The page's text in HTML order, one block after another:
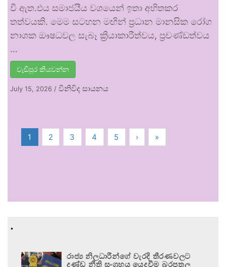
වී ඇත.එය සමාජයීය වශයෙන් ඉතා අහිතකර
තත්වයකි. මෙම සටහන මඟින් ප්‍රධාන මානසික රෝග
නාශක ඖෂධවල සැබෑ ක්‍රියාකාරීත්වය, ප්‍රචණ්ඩත්වය
…
වැඩිපුර කියවන්න
July 15, 2026 / විනිවිද සායනය
1 2 3 4 5 › »
.
රාජ්‍ය නිලධාරීන්ගේ වැරදි තීරණවලට
දණ්ඩ නීති සංග්‍රහය යෙදවීම බරපතල